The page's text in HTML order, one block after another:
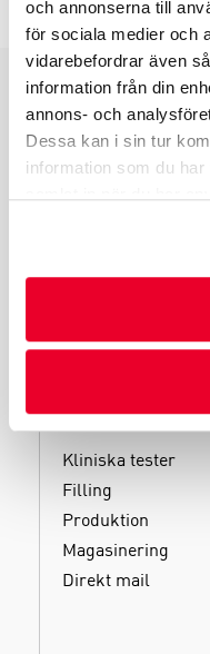
och annonserna till
för sociala medier och
vidarebefordrar även
information från din
annons- och
Dessa kan i sin tur
information som du
KUVERT OCH
TJÄNSTER
Kliniska tester
Filling
Produktion
Magasinering
Direkt mail